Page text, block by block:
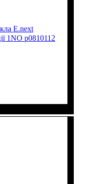
E.next
1NO p0810112